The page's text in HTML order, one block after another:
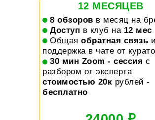
12 МЕСЯЦЕВ
1. 8 обзоров в месяц на
2. Доступ в клуб на 12 мес
3. Общая обратная связь и
поддержка в чате от
4. 30 мин Zoom - cессия с
разбором от эксперта
стоимостью 20к рублей -
бесплатно